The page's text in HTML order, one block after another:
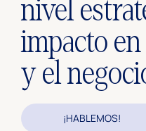
nivel
impacto
y el
¡HABLEMOS!